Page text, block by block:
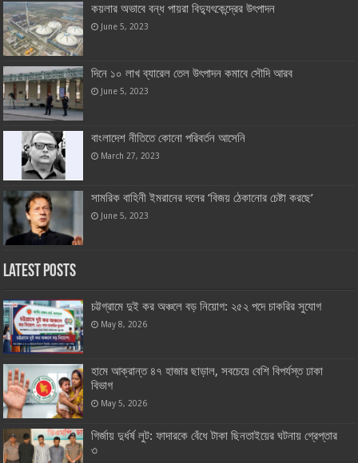
কয়লার অভাবে বন্ধ পায়রা বিদ্যুৎকেন্দ্রের উৎপাদন
June 5, 2023
দিনে ১০ লাখ ব্যারেল তেল উৎপাদন কমাবে সৌদি আরব
June 5, 2023
বাংলাদেশ নীতিতে কোনো পরিবর্তন আসেনি
March 27, 2023
সামরিক বাহিনী ইমরানের দলের ‘বিজয় ঠেকানোর চেষ্টা করছে’
June 5, 2023
Latest Posts
চট্টগ্রামে দুই কর অঞ্চলে বড় নিয়োগ: ২৫২ পদে চাকরির সুযোগ
May 8, 2026
হামে আক্রান্ত ৪৭ হাজার ছাড়াল, সবচেয়ে বেশি বিপর্যস্ত ঢাকা
বিভাগ
May 5, 2026
গির্জায় দুর্ধর্ষ লুট: ফাদারকে বেঁধে টাকা ছিনতাইয়ের ঘটনায় গ্রেপ্তার
৩